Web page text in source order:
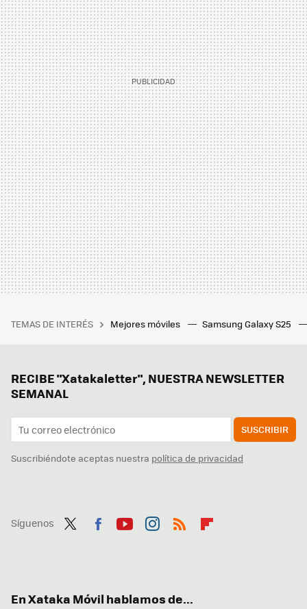
TEMAS DE INTERÉS Mejores móviles Samsung Galaxy S25
RECIBE "Xatakaletter", NUESTRA NEWSLETTER
SEMANAL
SUSCRIBIR
Suscribiéndote aceptas nuestra política de privacidad
Síguenos
En Xataka Móvil hablamos de...